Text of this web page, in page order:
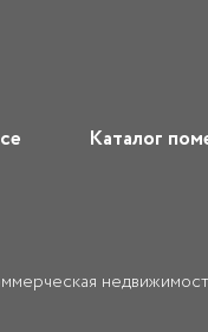
Каталог